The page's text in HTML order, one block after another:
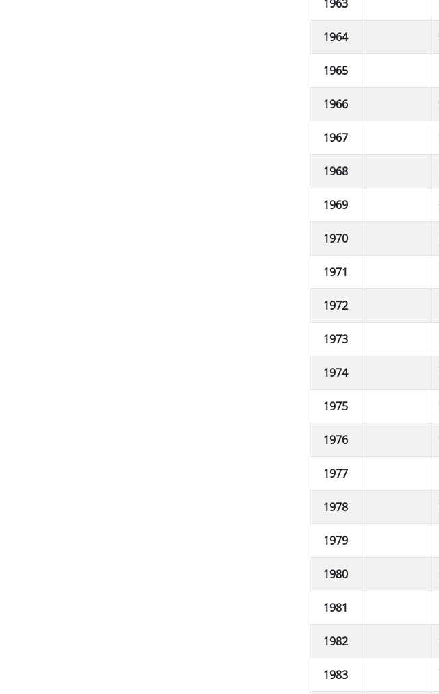
1963
1964
1965
1966
1967
1968
1969
1970
1971
1972
1973
1974
1975
1976
1977
1978
1979
1980
1981
1982
1983